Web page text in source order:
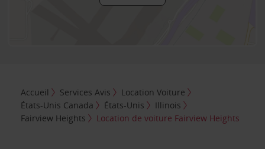
Accueil Services Avis
Location Voiture
États-Unis Canada
États-Unis
Illinois
Fairview Heights
Location de voiture Fairview Heights